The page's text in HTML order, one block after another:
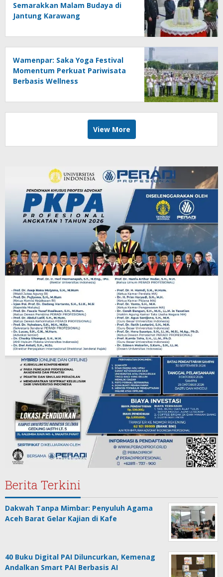
Semarakkan Malam Budaya di
Jantung Karawang
Wamenpar: Saka Yoga Festival
Momentum Perkuat Pariwisata
Berbasis Wellness
View More
Berita Terkini
Dakwah Tanpa Mimbar: Penyuluh Agama
Aceh Barat Gelar Kajian di Kafe
40 Buku Digital PAI Diluncurkan, Kemenag
Andalkan Smart PAI Berbasis AI